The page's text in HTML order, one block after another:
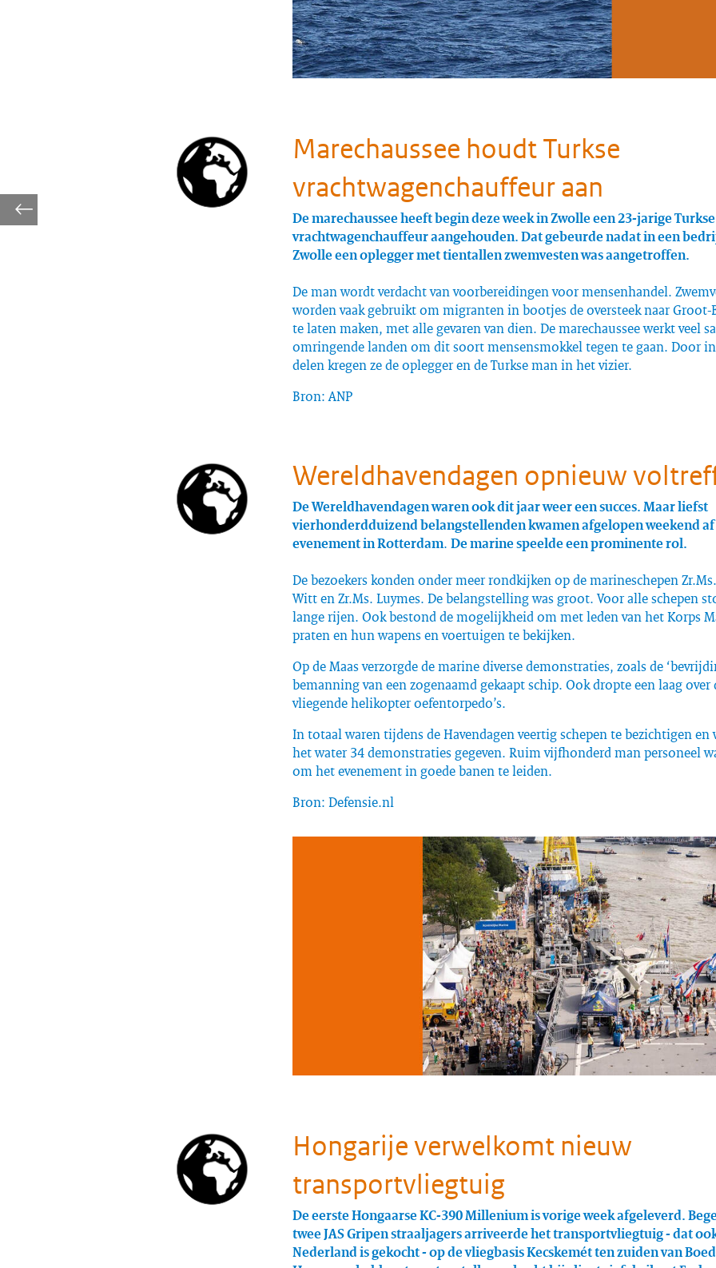
Marechaussee houdt Turkse
vrachtwagenchauffeur aan
De marechaussee heeft begin deze week in Zwolle een 23-jarige Turkse
vrachtwagenchauffeur aangehouden. Dat gebeurde nadat in een
Zwolle een oplegger met tientallen zwemvesten was aangetroffen.
De man wordt verdacht van voorbereidingen voor mensenhandel.
worden vaak gebruikt om migranten in bootjes de oversteek naar
te laten maken, met alle gevaren van dien. De marechaussee werkt veel
omringende landen om dit soort mensensmokkel tegen te gaan. Door
delen kregen ze de oplegger en de Turkse man in het vizier.
Bron: ANP
Wereldhavendagen opnieuw
De Wereldhavendagen waren ook dit jaar weer een succes. Maar liefst
vierhonderdduizend belangstellenden kwamen afgelopen weekend
evenement in Rotterdam. De marine speelde een prominente rol.
De bezoekers konden onder meer rondkijken op de marineschepen
Witt en Zr.Ms. Luymes. De belangstelling was groot. Voor alle schepen
lange rijen. Ook bestond de mogelijkheid om met leden van het Korps
praten en hun wapens en voertuigen te bekijken.
Op de Maas verzorgde de marine diverse demonstraties, zoals de
bemanning van een zogenaamd gekaapt schip. Ook dropte een laag over
vliegende helikopter oefentorpedo’s.
In totaal waren tijdens de Havendagen veertig schepen te bezichtigen en
het water 34 demonstraties gegeven. Ruim vijfhonderd man personeel
om het evenement in goede banen te leiden.
Bron: Defensie.nl
Hongarije verwelkomt nieuw
transportvliegtuig
De eerste Hongaarse KC-390 Millenium is vorige week afgeleverd.
twee JAS Gripen straaljagers arriveerde het transportvliegtuig - dat
Nederland is gekocht - op de vliegbasis Kecskemét ten zuiden van